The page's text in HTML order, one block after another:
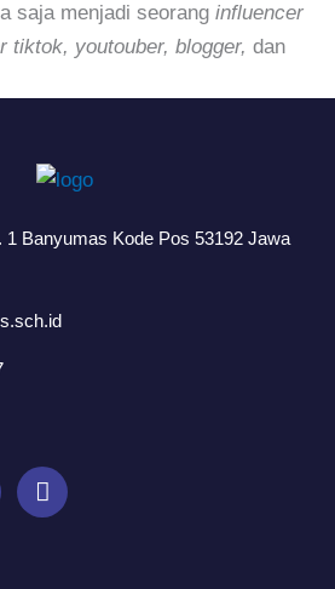
saja menjadi seorang influencer
tiktok, youtouber, blogger, dan
1 Banyumas Kode Pos 53192 Jawa
W
h